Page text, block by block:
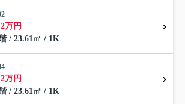
万円
/ 23.61㎡ / 1K
万円
/ 23.61㎡ / 1K